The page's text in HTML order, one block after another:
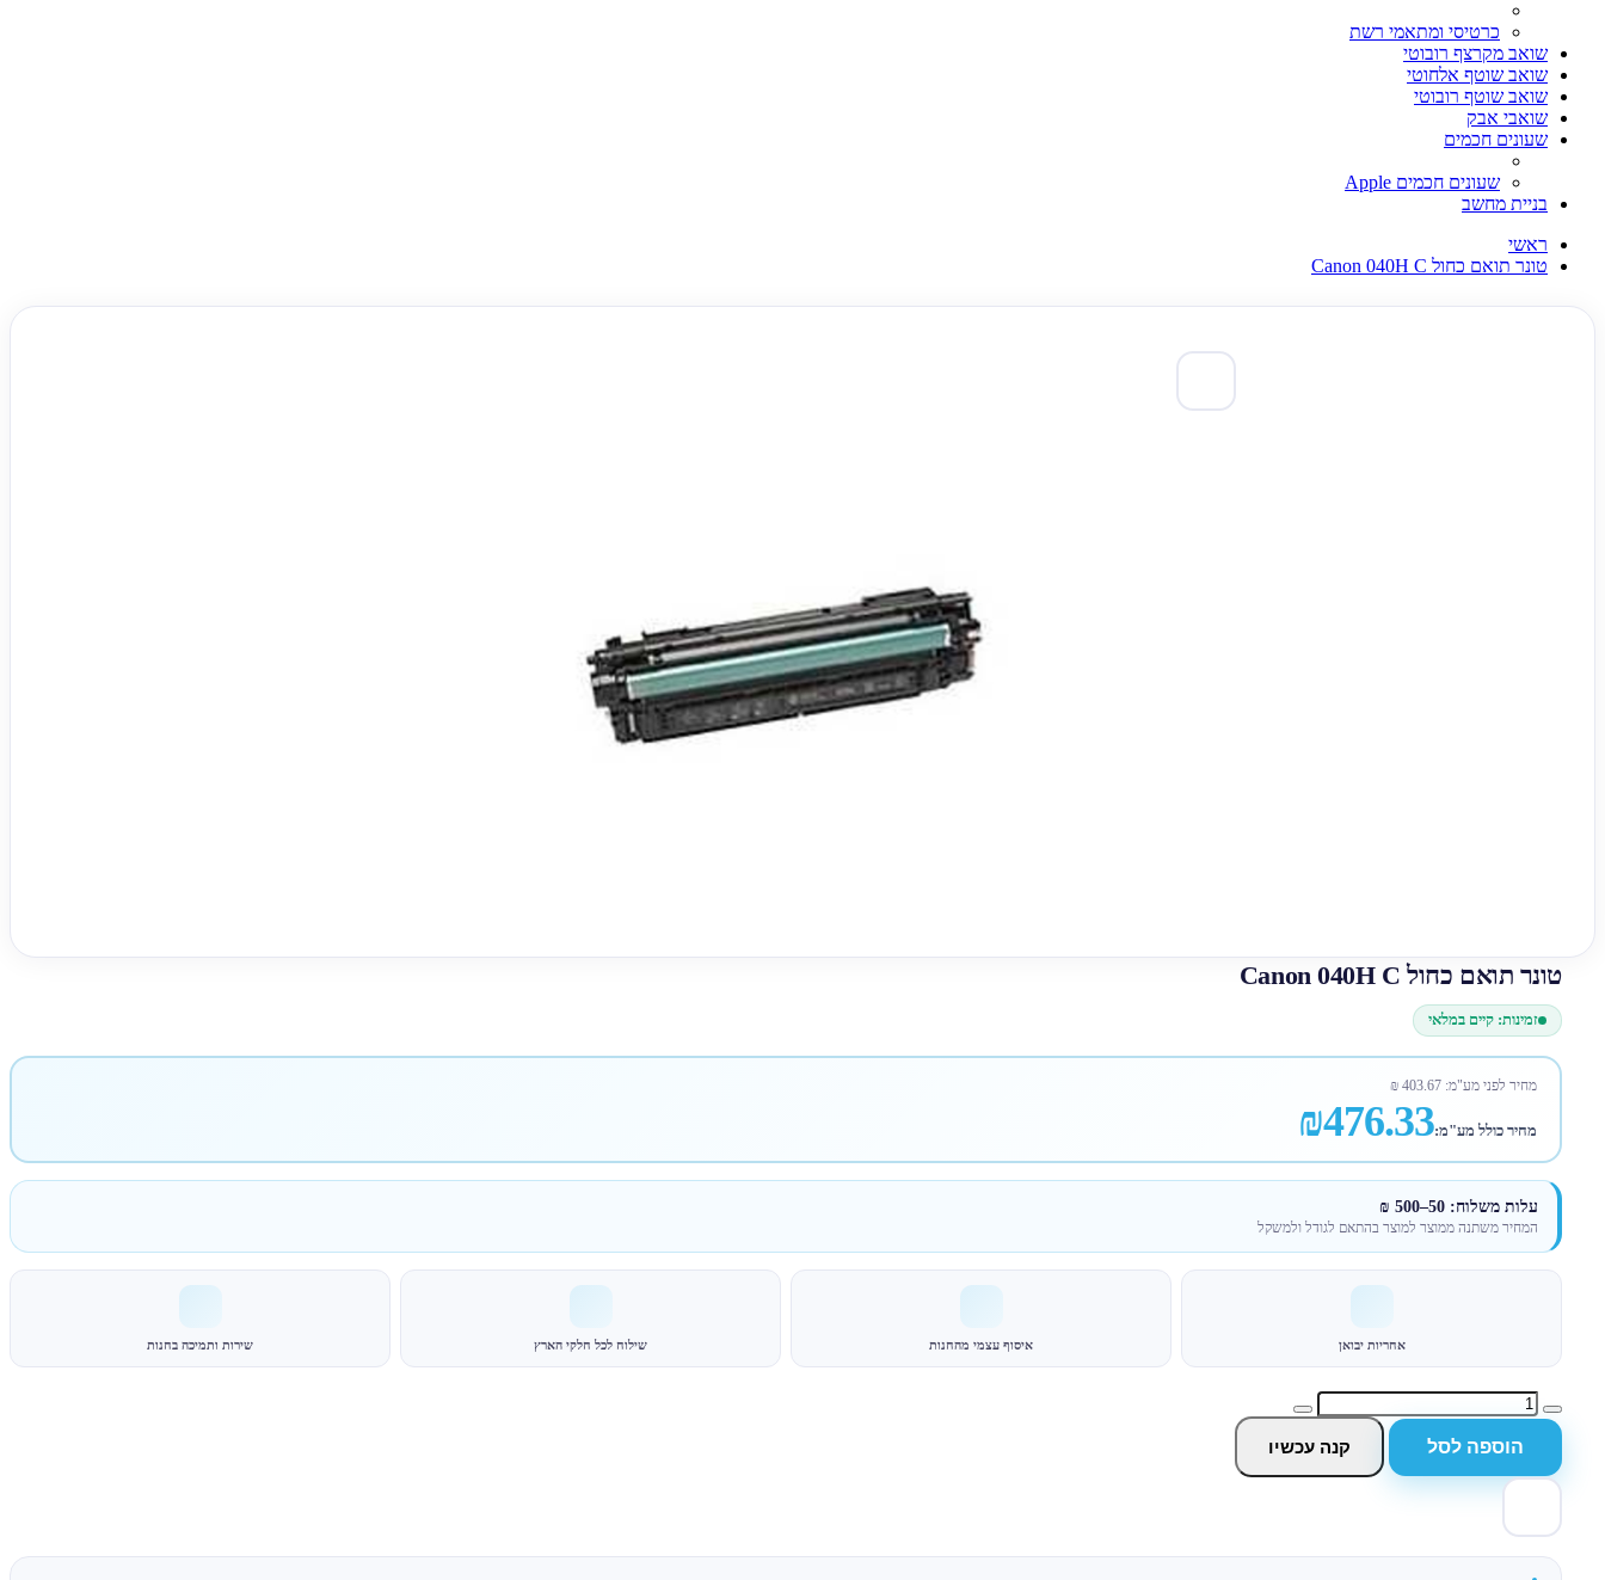
כרטיסי ומתאמי רשת
שואב מקרצף רובוטי
שואב שוטף אלחוטי
שואב שוטף רובוטי
שואבי אבק
שעונים חכמים
שעונים חכמים Apple
בניית מחשב
ראשי
טונר תואם כחול Canon 040H C
טונר תואם כחול Canon 040H C
זמינות: קיים במלאי
מחיר לפני מע"מ:403.67
₪
מחיר כולל מע"מ:₪476.33
עלות משלוח: 50–500 ₪
המחיר משתנה ממוצר למוצר בהתאם לגודל ולמשקל
אחריות יבואן איסוף עצמי מהחנות שילוח לכל חלקי הארץ שירות ותמיכה בחנות
הוספה לסל קנה עכשיו